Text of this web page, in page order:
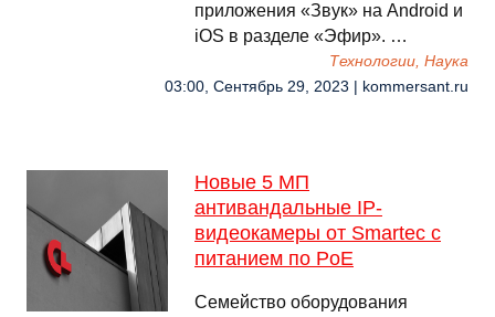
приложения «Звук» на Android и
iOS в разделе «Эфир». …
Технологии, Наука
03:00, Сентябрь 29, 2023 | kommersant.ru
Новые 5 МП
антивандальные IP-
видеокамеры от Smartec с
питанием по PoE
Семейство оборудования